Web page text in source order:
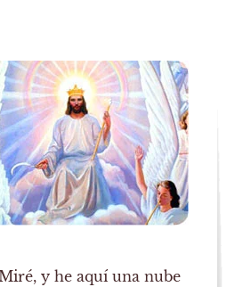
y he aquí una nube